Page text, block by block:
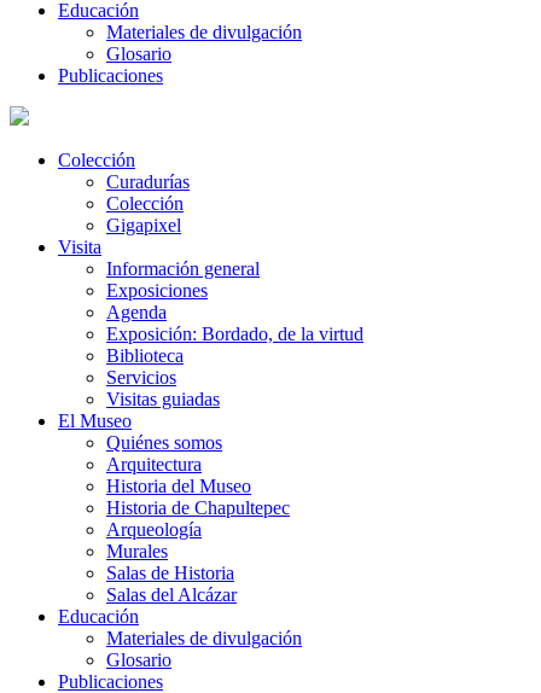
Educación
Materiales de divulgación
Glosario
Publicaciones
Colección
Curadurías
Colección
Gigapixel
Visita
Información general
Exposiciones
Agenda
Exposición: Bordado, de la virtud
Biblioteca
Servicios
Visitas guiadas
El Museo
Quiénes somos
Arquitectura
Historia del Museo
Historia de Chapultepec
Arqueología
Murales
Salas de Historia
Salas del Alcázar
Educación
Materiales de divulgación
Glosario
Publicaciones